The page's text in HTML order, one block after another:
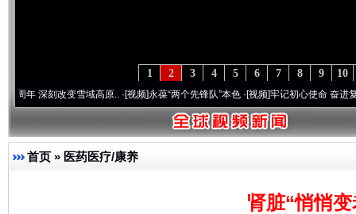
10
9
8
7
6
5
4
3
2
1
深刻改变雪域高原..·[视频]永葆“两个先锋队”本色·[视频]牢记初心使命 奋进复兴征
首页 » 医药医疗/康养
肾脏“悄悄